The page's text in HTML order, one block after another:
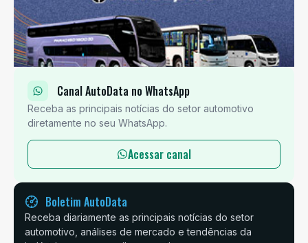
Canal AutoData no WhatsApp
Receba as principais notícias do setor automotivo
diretamente no seu WhatsApp.
Acessar canal
Boletim AutoData
Receba diariamente as principais notícias do setor
automotivo, análises de mercado e tendências da